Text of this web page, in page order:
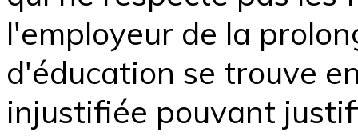
l'employeur de la
d'éducation se trouve
injustifiée pouvant